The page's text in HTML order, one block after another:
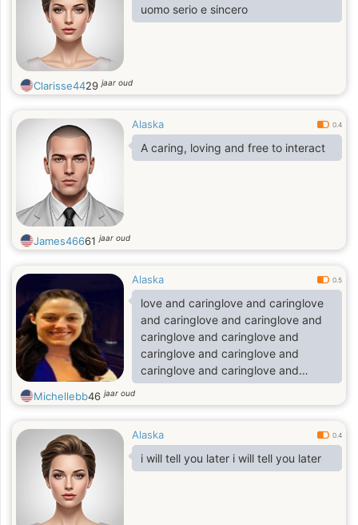
uomo serio e sincero
Clarisse4429jaar oud
Alaska 0.4
A caring, loving and free to interact
James46661jaar oud
Alaska 0.5
love and caringlove and caringlove
and caringlove and caringlove and
caringlove and caringlove and
caringlove and caringlove and
caringlove and caringlove and
caring
Michellebb46jaar oud
Alaska 0.4
i will tell you later i will tell you later